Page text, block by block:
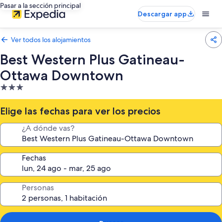
Pasar a la sección principal
Descargar app
Ver todos los alojamientos
Best Western Plus Gatineau-
Ottawa Downtown
Alojamiento
de
3.0 estrellas
Elige las fechas para ver los precios
¿A dónde vas?
Fechas
Personas